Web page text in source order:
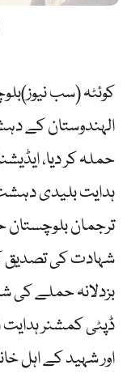
کوئٹہ (سب
الہندوستان کے
حملہ کر دیا،
ہدایت بلیدی
ترجمان
شہادت کی تصدیق
بزدلانہ حملے کی
ڈپٹی کمشنر
اور شہید کے اہل